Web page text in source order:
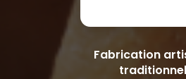
Fabrication